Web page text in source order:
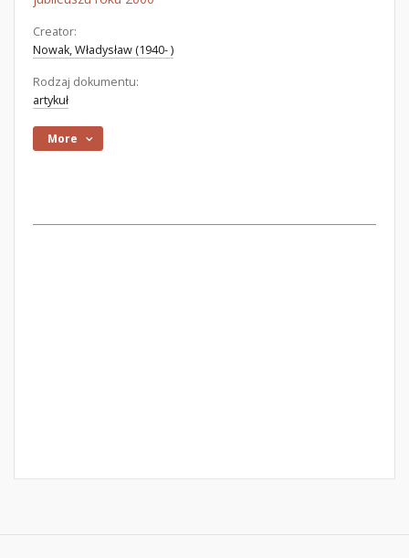
Creator:
Nowak, Władysław (1940- )
Rodzaj dokumentu:
artykuł
More